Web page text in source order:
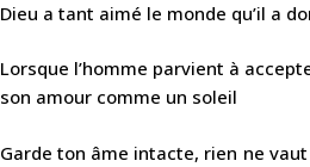
Dieu a tant aimé le monde qu’il a
Lorsque l’homme parvient à
son amour comme un soleil
Garde ton âme intacte, rien ne